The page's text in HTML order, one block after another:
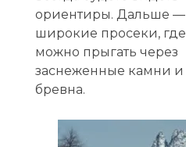
ориентиры. Дальше —
широкие просеки, где
можно прыгать через
заснеженные камни и
бревна.